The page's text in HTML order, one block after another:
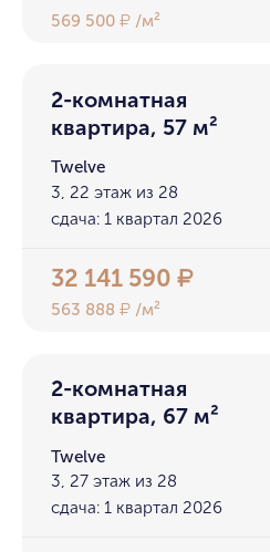
569 500₽ /м²
2-комнатная
квартира, 57 м²
Twelve
3, 22 этаж из 28
сдача: 1 квартал 2026
32 141 590₽
563 888₽ /м²
2-комнатная
квартира, 67 м²
Twelve
3, 27 этаж из 28
сдача: 1 квартал 2026